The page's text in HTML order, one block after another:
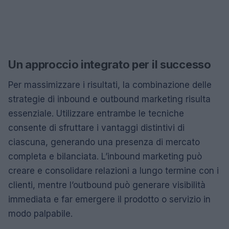
Un approccio integrato per il successo
Per massimizzare i risultati, la combinazione delle
strategie di inbound e outbound marketing risulta
essenziale. Utilizzare entrambe le tecniche
consente di sfruttare i vantaggi distintivi di
ciascuna, generando una presenza di mercato
completa e bilanciata. L’inbound marketing può
creare e consolidare relazioni a lungo termine con i
clienti, mentre l’outbound può generare visibilità
immediata e far emergere il prodotto o servizio in
modo palpabile.